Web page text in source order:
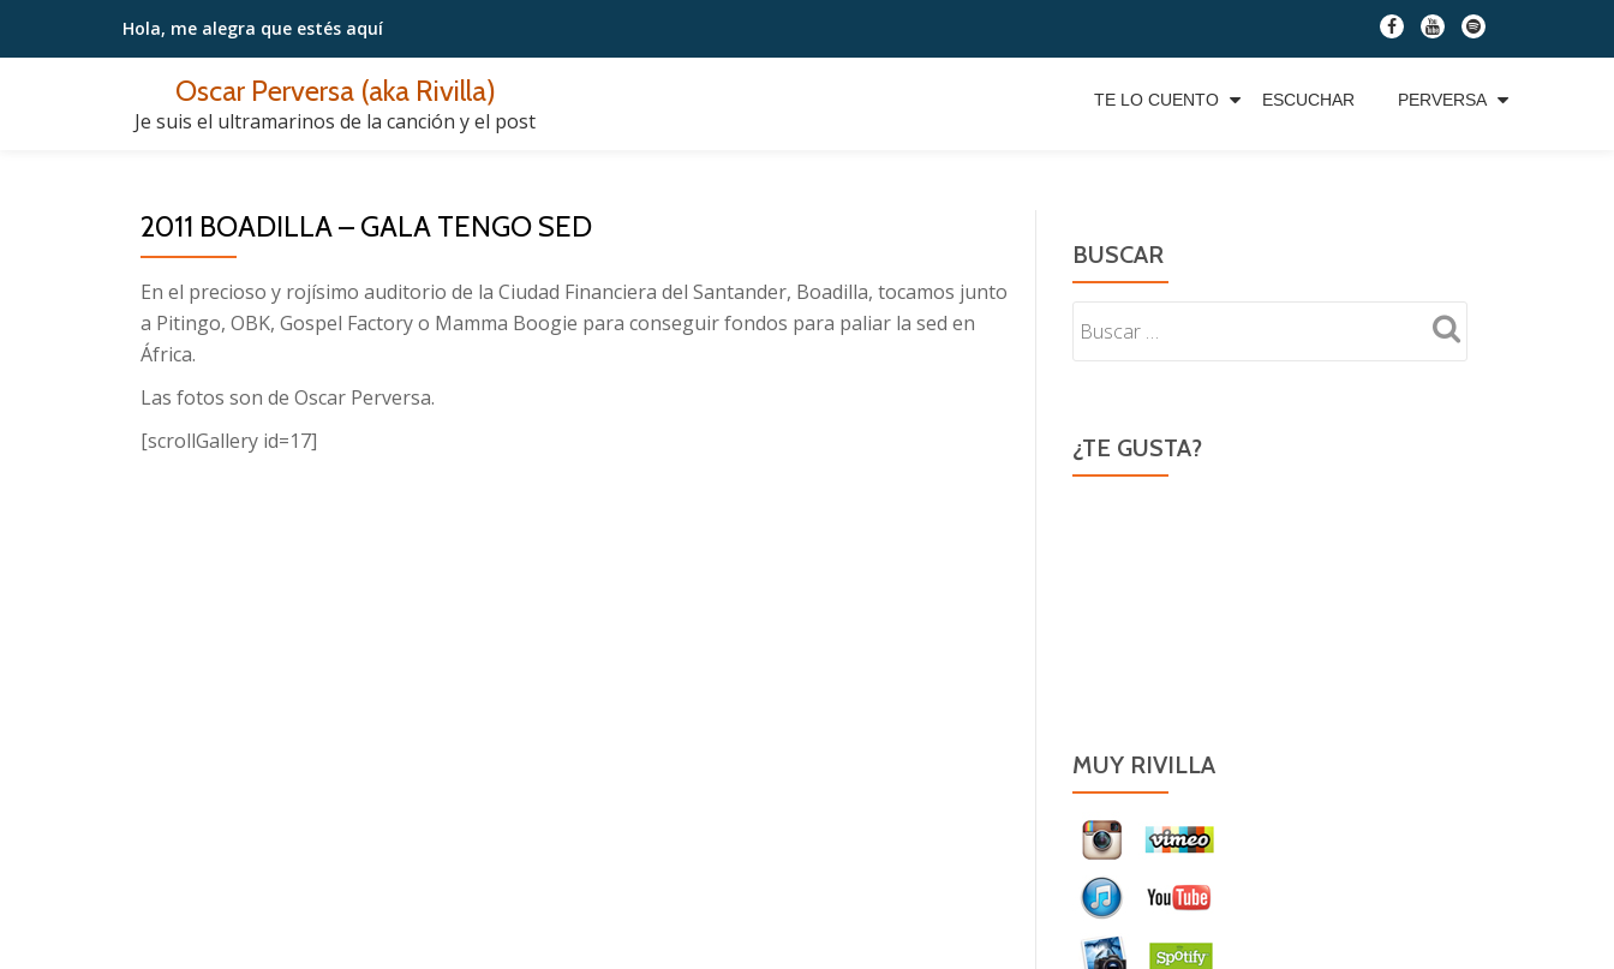
Saltar
Hola, me alegra que estés aquí
fa-
facebook
fa-
youtube
fa-
spotify
Oscar Perversa (aka Rivilla)
Je suis el ultramarinos de la canción y el post
TE LO CUENTO ESCUCHAR PERVERSA
2011 BOADILLA – GALA TENGO SED
En el precioso y rojísimo auditorio de la Ciudad Financiera del Santander, Boadilla, tocamos junto
a Pitingo, OBK, Gospel Factory o Mamma Boogie para conseguir fondos para paliar la sed en
África.
Las fotos son de Oscar Perversa.
[scrollGallery id=17]
BUSCAR
¿TE GUSTA?
MUY RIVILLA